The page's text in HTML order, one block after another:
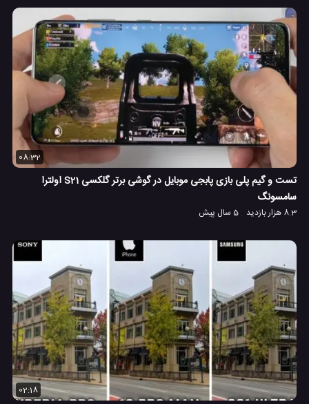
08:32
تست و گیم پلی بازی پابجی موبایل در گوشی برتر گلکسی S21 اولترا
سامسونگ
8.3 هزار بازدید 5 سال پیش
02:18